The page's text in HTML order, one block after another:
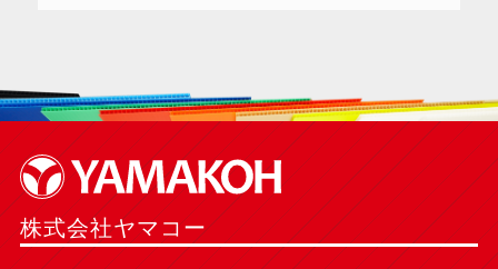
株式会社ヤマコー